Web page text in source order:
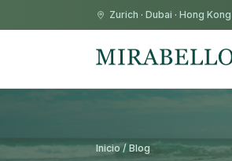
Zurich · Dubai · Hong Kong
Inicio / Blog